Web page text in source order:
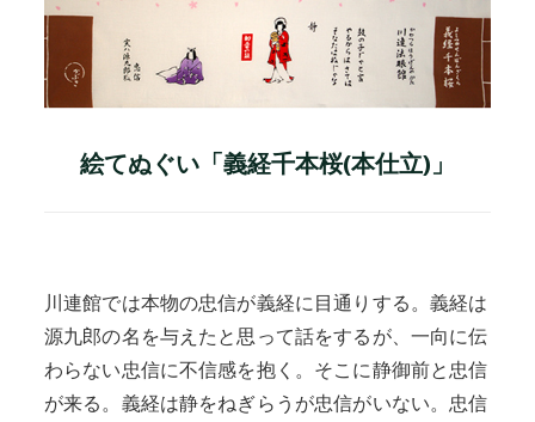
絵てぬぐい「義経千本桜(本仕立)」
川連館では本物の忠信が義経に目通りする。義経は
源九郎の名を与えたと思って話をするが、一向に伝
わらない忠信に不信感を抱く。そこに静御前と忠信
が来る。義経は静をねぎらうが忠信がいない。忠信